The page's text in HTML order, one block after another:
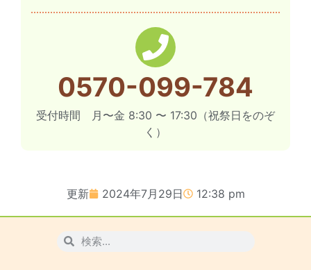
0570-099-784
受付時間 月〜金 8:30 〜 17:30（祝祭日をのぞ
く）
更新 2024年7月29日 12:38 pm